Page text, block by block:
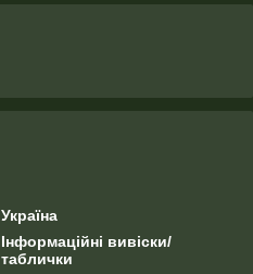
Україна
Інформаційні вивіски/
таблички